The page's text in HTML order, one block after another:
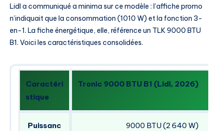
Lidl a communiqué a minima sur ce modèle : l’affiche promo
n’indiquait que la consommation (1010 W) et la fonction 3-
en-1. La fiche énergétique, elle, référence un TLK 9000 BTU
B1. Voici les caractéristiques consolidées.
Caractéri
stique
Tronic 9000 BTU B1 (Lidl, 2026)
Puissanc
9000 BTU (2 640 W)